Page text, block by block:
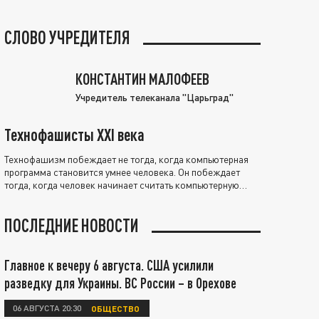
СЛОВО УЧРЕДИТЕЛЯ
КОНСТАНТИН МАЛОФЕЕВ
Учредитель телеканала "Царьград"
Технофашисты XXI века
Технофашизм побеждает не тогда, когда компьютерная
программа становится умнее человека. Он побеждает
тогда, когда человек начинает считать компьютерную
ПОСЛЕДНИЕ НОВОСТИ
Главное к вечеру 6 августа. США усилили
разведку для Украины. ВС России – в Орехове
06 АВГУСТА 20:30 ОБЩЕСТВО